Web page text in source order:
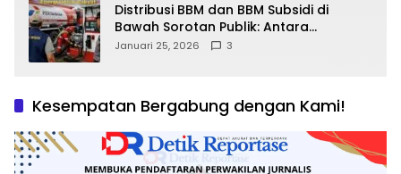
Distribusi BBM dan BBM Subsidi di
Bawah Sorotan Publik: Antara
Kepentingan Negara, Hak Konsumen,
Januari 25, 2026 3
Kesempatan Bergabung dengan Kami!